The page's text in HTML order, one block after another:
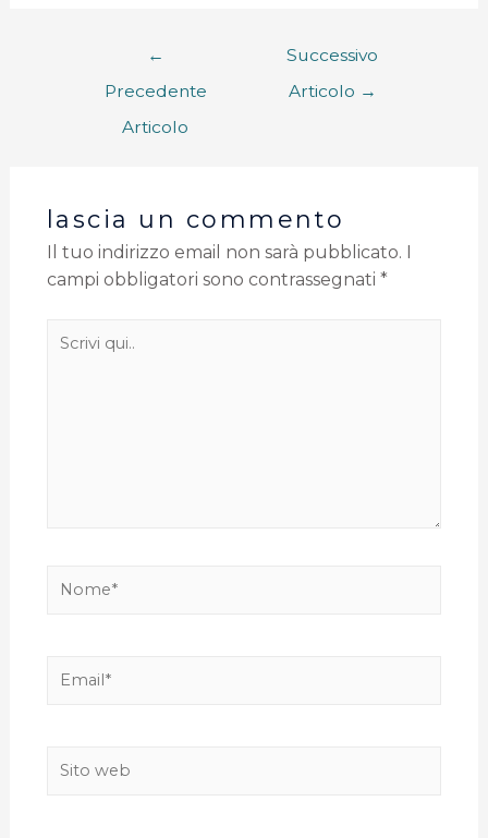
←
Precedente
Articolo
Successivo
Articolo →
lascia un commento
Il tuo indirizzo email non sarà pubblicato.
campi obbligatori sono contrassegnati *